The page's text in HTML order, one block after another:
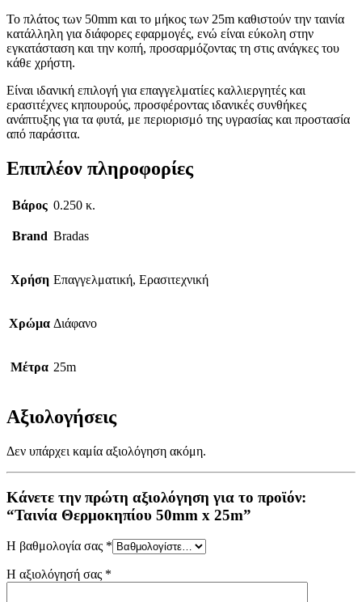
Το πλάτος των 50mm και το μήκος των 25m καθιστούν την ταινία
κατάλληλη για διάφορες εφαρμογές, ενώ είναι εύκολη στην
εγκατάσταση και την κοπή, προσαρμόζοντας τη στις ανάγκες του
κάθε χρήστη.
Είναι ιδανική επιλογή για επαγγελματίες καλλιεργητές και
ερασιτέχνες κηπουρούς, προσφέροντας ιδανικές συνθήκες
ανάπτυξης για τα φυτά, με περιορισμό της υγρασίας και προστασία
από παράσιτα.
Επιπλέον πληροφορίες
Βάρος 0.250 κ.
Brand Bradas
Χρήση Επαγγελματική, Ερασιτεχνική
Χρώμα Διάφανο
Μέτρα 25m
Αξιολογήσεις
Δεν υπάρχει καμία αξιολόγηση ακόμη.
Κάνετε την πρώτη αξιολόγηση για το προϊόν:
“Ταινία Θερμοκηπίου 50mm x 25m”
Η βαθμολογία σας *
Η αξιολόγησή σας *